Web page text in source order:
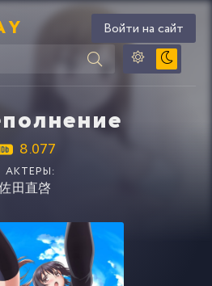
Войти на сайт
8.077
АКТЕРЫ:
田直啓